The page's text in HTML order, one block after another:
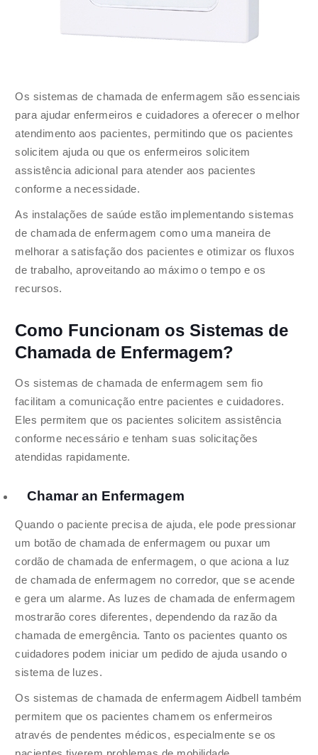
Os sistemas de chamada de enfermagem são essenciais
para ajudar enfermeiros e cuidadores a oferecer o melhor
atendimento aos pacientes, permitindo que os pacientes
solicitem ajuda ou que os enfermeiros solicitem
assistência adicional para atender aos pacientes
conforme a necessidade.
As instalações de saúde estão implementando sistemas
de chamada de enfermagem como uma maneira de
melhorar a satisfação dos pacientes e otimizar os fluxos
de trabalho, aproveitando ao máximo o tempo e os
recursos.
Como Funcionam os Sistemas de
Chamada de Enfermagem?
Os sistemas de chamada de enfermagem sem fio
facilitam a comunicação entre pacientes e cuidadores.
Eles permitem que os pacientes solicitem assistência
conforme necessário e tenham suas solicitações
atendidas rapidamente.
Chamar an Enfermagem
Quando o paciente precisa de ajuda, ele pode pressionar
um botão de chamada de enfermagem ou puxar um
cordão de chamada de enfermagem, o que aciona a luz
de chamada de enfermagem no corredor, que se acende
e gera um alarme. As luzes de chamada de enfermagem
mostrarão cores diferentes, dependendo da razão da
chamada de emergência. Tanto os pacientes quanto os
cuidadores podem iniciar um pedido de ajuda usando o
sistema de luzes.
Os sistemas de chamada de enfermagem Aidbell também
permitem que os pacientes chamem os enfermeiros
através de pendentes médicos, especialmente se os